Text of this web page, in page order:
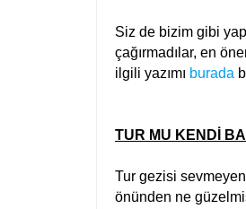
Siz de bizim gibi
çağırmadılar, en
ilgili yazımı burada
TUR MU KENDİ
Tur gezisi
önünden ne